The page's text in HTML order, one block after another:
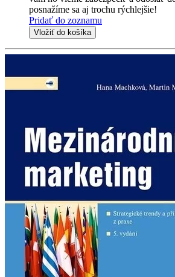
posnažíme sa aj trochu rýchlejšie!
Pridať do zoznamu
Vložiť do košíka